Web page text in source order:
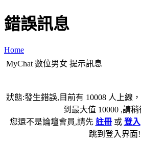
錯誤訊息
Home
MyChat 數位男女 提示訊息
狀態:發生錯誤,目前有 10008 人上線
到最大值 10000 ,請
您還不是論壇會員,請先 註冊或 登入
跳到登入界面!